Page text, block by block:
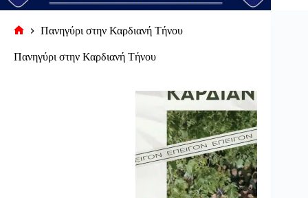
σελίδα
Πανηγύρι στην Καρδιανή Τήνου
Πανηγύρι στην Καρδιανή Τήνου